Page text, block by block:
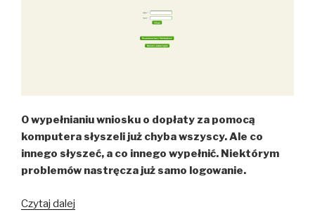
O wypełnianiu wniosku o dopłaty za pomocą
komputera słyszeli już chyba wszyscy. Ale co
innego słyszeć, a co innego wypełnić. Niektórym
problemów nastręcza już samo logowanie.
Czytaj dalej